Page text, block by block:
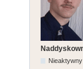
Nieaktywny